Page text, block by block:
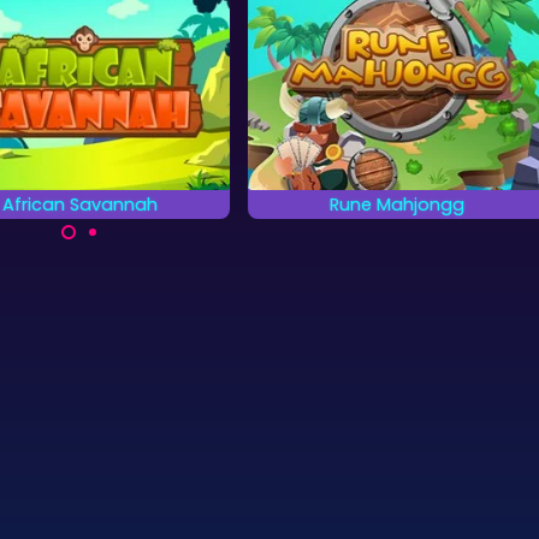
African Savannah Rune Mahjongg